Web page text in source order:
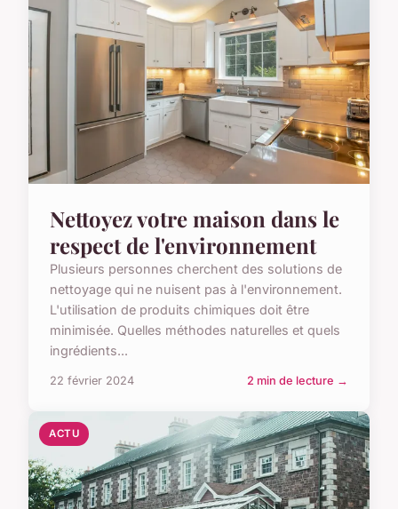
Nettoyez votre maison dans le
respect de l'environnement
Plusieurs personnes cherchent des solutions de
nettoyage qui ne nuisent pas à l'environnement.
L'utilisation de produits chimiques doit être
minimisée. Quelles méthodes naturelles et quels
ingrédients...
22 février 2024 2 min de lecture →
ACTU